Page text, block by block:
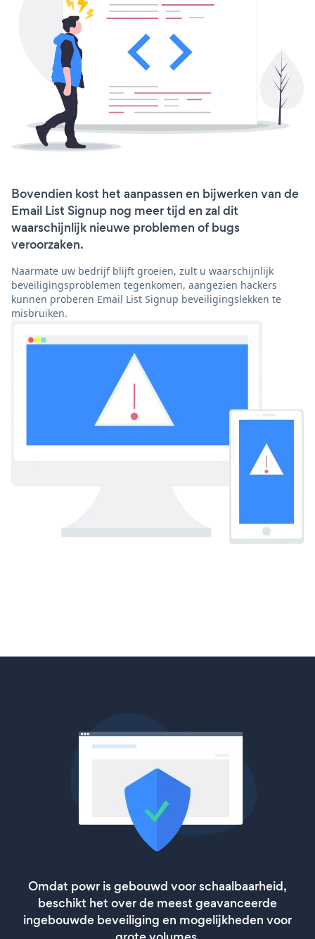
Bovendien kost het aanpassen en bijwerken van de
Email List Signup nog meer tijd en zal dit
waarschijnlijk nieuwe problemen of bugs
veroorzaken.
Naarmate uw bedrijf blijft groeien, zult u waarschijnlijk
beveiligingsproblemen tegenkomen, aangezien hackers
kunnen proberen Email List Signup beveiligingslekken te
misbruiken.
Omdat powr is gebouwd voor schaalbaarheid,
beschikt het over de meest geavanceerde
ingebouwde beveiliging en mogelijkheden voor